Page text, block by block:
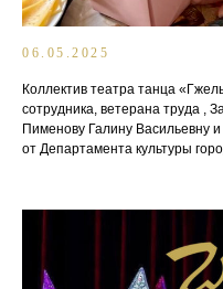
06.05.2025
Коллектив театра танца
сотрудника, ветерана труда ,
Пименову Галину Васильевну
от Департамента культуры